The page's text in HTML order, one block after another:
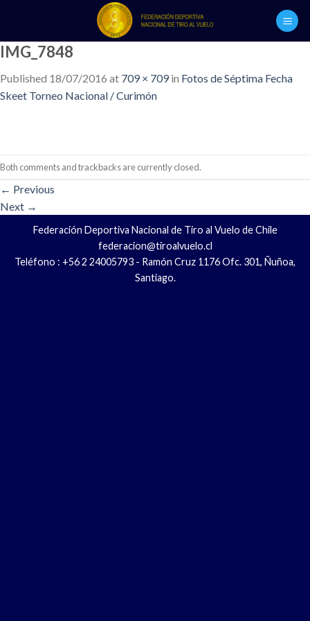
content
IMG_7848
Published 18/07/2016 at 709 × 709in Fotos de Séptima Fecha
Skeet Torneo Nacional / Curimón
Both comments and trackbacks are currently closed.
← Previous
Next →
Federación Deportiva Nacional de Tiro al Vuelo de Chile
federacion@tiroalvuelo.cl
Teléfono : +56 2 24005793 - Ramón Cruz 1176 Ofc. 301, Ñuñoa,
Santiago.